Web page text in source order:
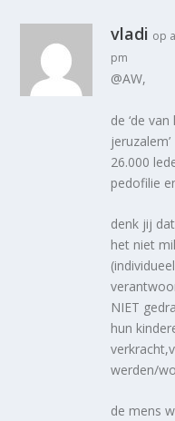
vladi op
pm
@AW,
de ‘de
jeruzalem’
26.000
pedofilie
denk jij
het niet
NIET
hun
werden/
de mens